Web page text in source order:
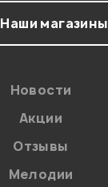
Наши магазины
Новости
Акции
Отзывы
Мелодии